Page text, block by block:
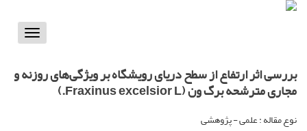
Toggle
بررسی اثر ارتفاع از سطح دریای رویشگاه بر ویژگی‌های روزنه و
مجاری مترشحه برگ ون (Fraxinus excelsior L.)
نوع مقاله : علمی - پژوهشی